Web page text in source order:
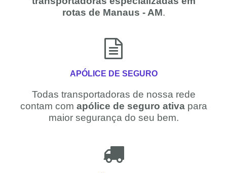
rotas de Manaus - AM.
APÓLICE DE SEGURO
Todas transportadoras de nossa rede
contam com apólice de seguro ativapara
maior segurança do seu bem.